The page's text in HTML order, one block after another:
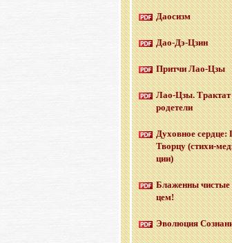
Дао­сизм
Дао-Дэ-Цзин
Прит­чи Лао-Цзы
Лао-Цзы.
ро­де­те­ли
Ду­хов­ное серд­це:
Твор­цу (сти­хи-
ции)
Бла­жен­ны чи­стые
цем!
Эво­лю­ция